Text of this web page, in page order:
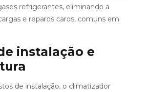
refrigerantes, eliminando a
e reparos caros, comuns em
instalação e
de instalação, o climatizador